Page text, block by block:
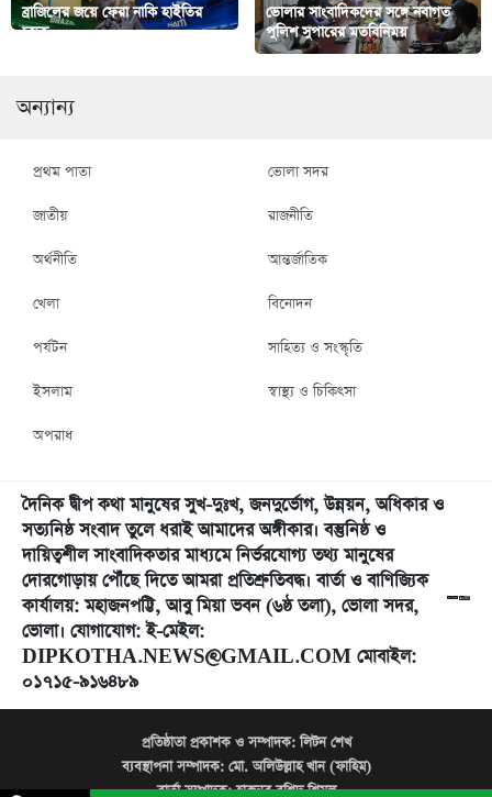
ব্রাজিলের জয়ে ফেরা নাকি হাইতির
চমক
ভোলার সাংবাদিকদের সঙ্গে নবাগত
পুলিশ সুপারের মতবিনিময়
অন্যান্য
প্রথম পাতা ভোলা সদর
জাতীয় রাজনীতি
অর্থনীতি আন্তর্জাতিক
খেলা বিনোদন
পর্যটন সাহিত্য ও সংস্কৃতি
ইসলাম স্বাস্থ্য ও চিকিৎসা
অপরাধ
দৈনিক দ্বীপ কথা মানুষের সুখ-দুঃখ, জনদুর্ভোগ, উন্নয়ন, অধিকার ও
সত্যনিষ্ঠ সংবাদ তুলে ধরাই আমাদের অঙ্গীকার। বস্তুনিষ্ঠ ও
দায়িত্বশীল সাংবাদিকতার মাধ্যমে নির্ভরযোগ্য তথ্য মানুষের
দোরগোড়ায় পৌঁছে দিতে আমরা প্রতিশ্রুতিবদ্ধ। বার্তা ও বাণিজ্যিক
কার্যালয়: মহাজনপট্টি, আবু মিয়া ভবন (৬ষ্ঠ তলা), ভোলা সদর,
ভোলা। যোগাযোগ: ই-মেইল:
DIPKOTHA.NEWS@GMAIL.COM মোবাইল:
০১৭১৫-৯১৬৪৮৯
প্রতিষ্ঠাতা প্রকাশক ও সম্পাদক:লিটন শেখ
ব্যবস্থাপনা সম্পাদক: মো. অলিউল্লাহ খান (ফাহিম)
বার্তা সম্পাদক:হারুনুর রশিদ শিমুল